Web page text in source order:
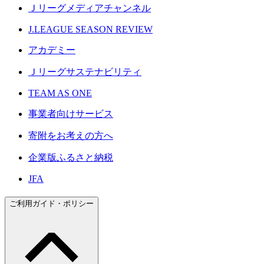
Ｊリーグメディアチャンネル
J.LEAGUE SEASON REVIEW
アカデミー
Ｊリーグサステナビリティ
TEAM AS ONE
事業者向けサービス
寄附をお考えの方へ
企業版ふるさと納税
JFA
ご利用ガイド・ポリシー